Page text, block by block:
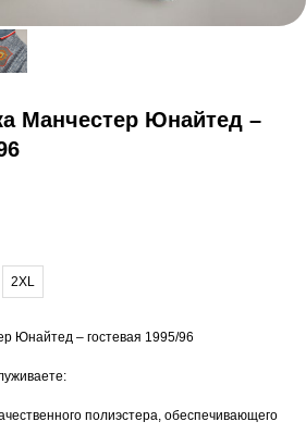
Манчестер Юнайтед –
2XL
Юнайтед – гостевая 1995/96
полиэстера, обеспечивающего